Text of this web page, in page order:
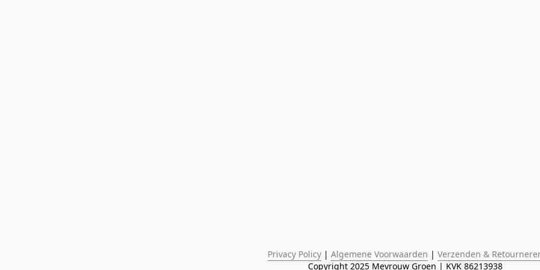
Privacy Policy | Algemene Voorwaarden | Verzenden &
Copyright 2025 Mevrouw Groen | KVK 86213938